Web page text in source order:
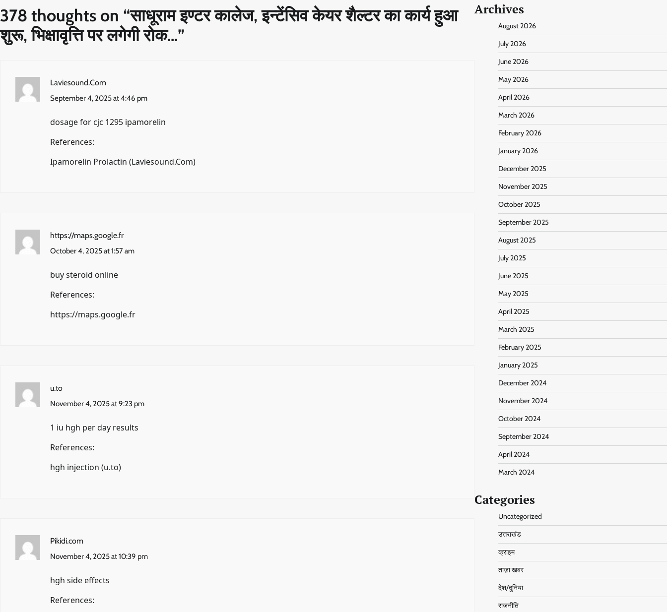
378 thoughts on “साधूराम इण्टर कालेज, इन्टेंसिव केयर शैल्टर का कार्य हुआ
शुरू, भिक्षावृत्ति पर लगेगी रोक…”
Laviesound.Com
September 4, 2025 at 4:46 pm
dosage for cjc 1295 ipamorelin
References:
Ipamorelin Prolactin (Laviesound.Com)
https://maps.google.fr
October 4, 2025 at 1:57 am
buy steroid online
References:
https://maps.google.fr
u.to
November 4, 2025 at 9:23 pm
1 iu hgh per day results
References:
hgh injection (u.to)
Pikidi.com
November 4, 2025 at 10:39 pm
hgh side effects
References:
Archives
August 2026
July 2026
June 2026
May 2026
April 2026
March 2026
February 2026
January 2026
December 2025
November 2025
October 2025
September 2025
August 2025
July 2025
June 2025
May 2025
April 2025
March 2025
February 2025
January 2025
December 2024
November 2024
October 2024
September 2024
April 2024
March 2024
Categories
Uncategorized
उत्तराखंड
क्राइम
ताज़ा खबर
देश/दुनिया
राजनीति